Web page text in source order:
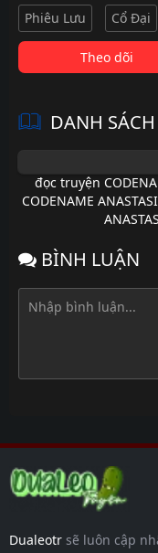
Phiêu Lưu
Cổ Đại
Theo dõi
DANH
đọc truyện
CODENAME
BÌNH LUẬN
Dualeotr sẽ luôn cập